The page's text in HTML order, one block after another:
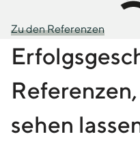
Zu den Referenzen
sehen